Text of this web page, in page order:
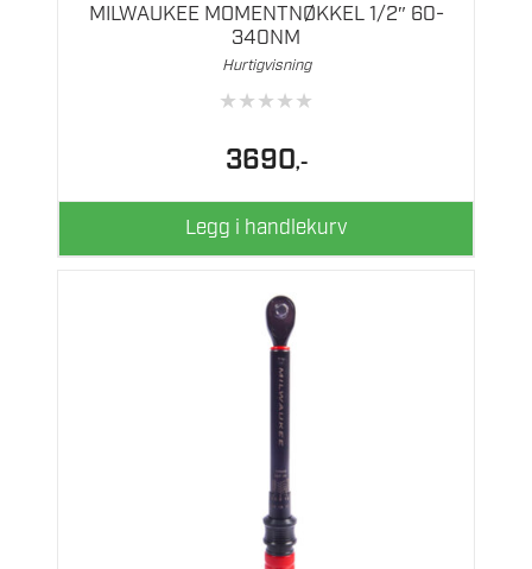
MILWAUKEE MOMENTNØKKEL 1/2″ 60-
340NM
Hurtigvisning
★★★★★
3690,-
Legg i handlekurv